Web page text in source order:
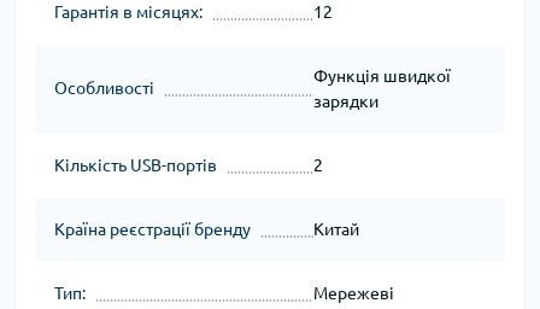
Гарантія в місяцях: 12
Особливості
Функція швидкої
зарядки
Кількість USB-портів 2
Країна реєстрації бренду Китай
Тип: Мережеві